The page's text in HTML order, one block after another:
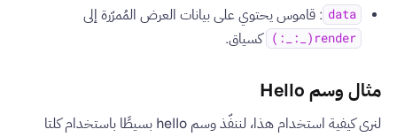
data : قاموس يحتوي على بيانات العرض المُمرّرة إلى
render(_:_:) كسياق.
مثال وسم Hello
لنرى كيفية استخدام هذا، لننفّذ وسم hello بسيطًا باستخدام كلتا